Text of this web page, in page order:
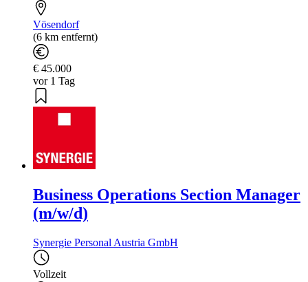
Vösendorf
(6 km entfernt)
€ 45.000
vor 1 Tag
Business Operations Section Manager
(m/w/d)
Synergie Personal Austria GmbH
Vollzeit